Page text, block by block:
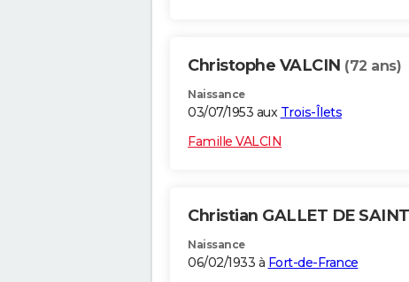
Christophe VALCIN (72 ans)
Naissance
03/07/1953 aux Trois-Îlets
Famille VALCIN
Christian GALLET DE
Naissance
06/02/1933 à Fort-de-France